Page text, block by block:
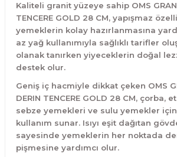
Kaliteli granit yüzeye sahip OMS
TENCERE GOLD 28 CM, yapışmaz
yemeklerin kolay hazırlanmasına
az yağ kullanımıyla sağlıklı tarifler
olanak tanırken yiyeceklerin doğal
destek olur.
Geniş iç hacmiyle dikkat çeken OMS
DERIN TENCERE GOLD 28 CM, çorba,
sebze yemekleri ve sulu yemekler
kullanım sunar. Isıyı eşit dağıtan
sayesinde yemeklerin her noktada
pişmesine yardımcı olur.